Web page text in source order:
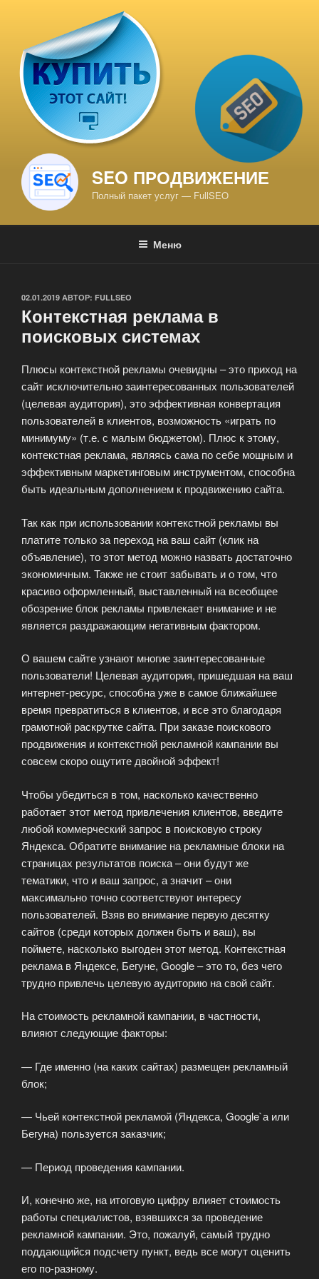
содержимому
SEO ПРОДВИЖЕНИЕ
Полный пакет услуг — FullSEO
Меню
ОПУБЛИКОВАНО
02.01.2019 АВТОР: FULLSEO
Контекстная реклама в
поисковых системах
Плюсы контекстной рекламы очевидны – это приход на
сайт исключительно заинтересованных пользователей
(целевая аудитория), это эффективная конвертация
пользователей в клиентов, возможность «играть по
минимуму» (т.е. с малым бюджетом). Плюс к этому,
контекстная реклама, являясь сама по себе мощным и
эффективным маркетинговым инструментом, способна
быть идеальным дополнением к продвижению сайта.
Так как при использовании контекстной рекламы вы
платите только за переход на ваш сайт (клик на
объявление), то этот метод можно назвать достаточно
экономичным. Также не стоит забывать и о том, что
красиво оформленный, выставленный на всеобщее
обозрение блок рекламы привлекает внимание и не
является раздражающим негативным фактором.
О вашем сайте узнают многие заинтересованные
пользователи! Целевая аудитория, пришедшая на ваш
интернет-ресурс, способна уже в самое ближайшее
время превратиться в клиентов, и все это благодаря
грамотной раскрутке сайта. При заказе поискового
продвижения и контекстной рекламной кампании вы
совсем скоро ощутите двойной эффект!
Чтобы убедиться в том, насколько качественно
работает этот метод привлечения клиентов, введите
любой коммерческий запрос в поисковую строку
Яндекса. Обратите внимание на рекламные блоки на
страницах результатов поиска – они будут же
тематики, что и ваш запрос, а значит – они
максимально точно соответствуют интересу
пользователей. Взяв во внимание первую десятку
сайтов (среди которых должен быть и ваш), вы
поймете, насколько выгоден этот метод. Контекстная
реклама в Яндексе, Бегуне, Google – это то, без чего
трудно привлечь целевую аудиторию на свой сайт.
На стоимость рекламной кампании, в частности,
влияют следующие факторы:
— Где именно (на каких сайтах) размещен рекламный
блок;
— Чьей контекстной рекламой (Яндекса, Google`а или
Бегуна) пользуется заказчик;
— Период проведения кампании.
И, конечно же, на итоговую цифру влияет стоимость
работы специалистов, взявшихся за проведение
рекламной кампании. Это, пожалуй, самый трудно
поддающийся подсчету пункт, ведь все могут оценить
его по-разному.